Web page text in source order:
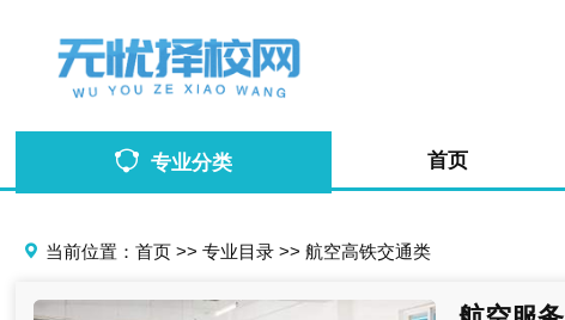
专业分类 首页
当前位置：首页 >>专业目录 >>航空高铁交通类